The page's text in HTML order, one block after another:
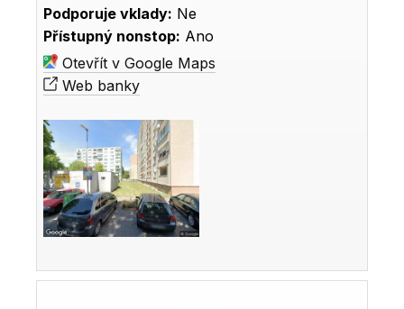
Podporuje vklady: Ne
Přístupný nonstop: Ano
Otevřít v Google Maps
Web banky